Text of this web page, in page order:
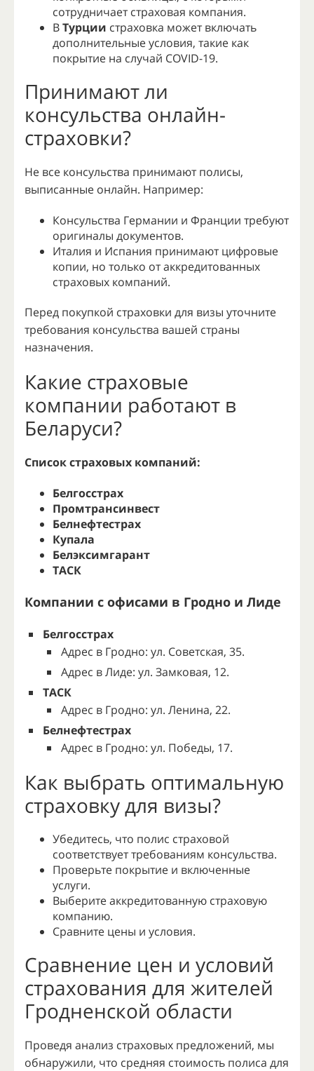
сотрудничает страховая компания.
ВТурции страховка может включать
дополнительные условия, такие как
покрытие на случай COVID-19.
Принимают ли
консульства онлайн-
страховки?
Не все консульства принимают полисы,
выписанные онлайн. Например:
Консульства Германии и Франции требуют
оригиналы документов.
Италия и Испания принимают цифровые
копии, но только от аккредитованных
страховых компаний.
Перед покупкой страховки для визы уточните
требования консульства вашей страны
назначения.
Какие страховые
компании работают в
Беларуси?
Список страховых компаний:
Белгосстрах
Промтрансинвест
Белнефтестрах
Купала
Белэксимгарант
ТАСК
Компании с офисами в Гродно и Лиде
Белгосстрах
Адрес в Гродно: ул. Советская, 35.
Адрес в Лиде: ул. Замковая, 12.
ТАСК
Адрес в Гродно: ул. Ленина, 22.
Белнефтестрах
Адрес в Гродно: ул. Победы, 17.
Как выбрать оптимальную
страховку для визы?
Убедитесь, что полис страховой
соответствует требованиям консульства.
Проверьте покрытие и включенные
услуги.
Выберите аккредитованную страховую
компанию.
Сравните цены и условия.
Сравнение цен и условий
страхования для жителей
Гродненской области
Проведя анализ страховых предложений, мы
обнаружили, что средняя стоимость полиса для